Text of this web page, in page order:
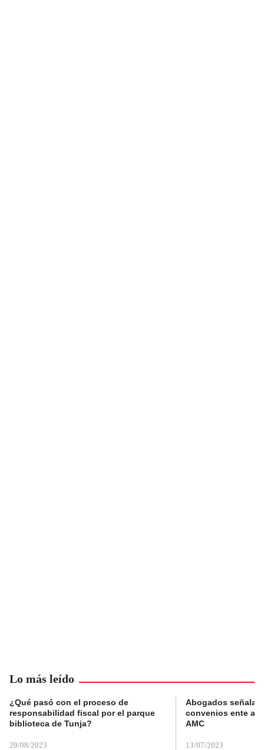
Lo más leído
¿Qué pasó con el proceso de
responsabilidad fiscal por el parque
biblioteca de Tunja?
29/08/2023
Abogados
convenios ente
AMC
13/07/2023